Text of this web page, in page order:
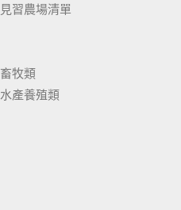
見習農場清單
畜牧類
水產養殖類